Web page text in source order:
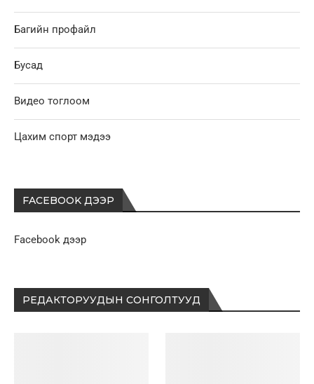
Багийн профайл
Бусад
Видео тоглоом
Цахим спорт мэдээ
FACEBOOK ДЭЭР
Facebook дээр
РЕДАКТОРУУДЫН СОНГОЛТУУД